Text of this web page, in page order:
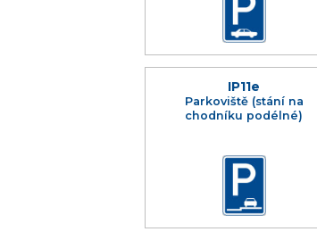
IP11e
Parkoviště (stání na
chodníku podélné)